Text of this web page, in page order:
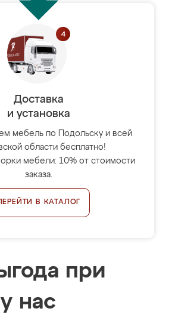
Доставка
и установка
мебель по Подольску и всей
области бесплатно!
мебели: 10% от стоимости
заказа.
В КАТАЛОГ
при
нас